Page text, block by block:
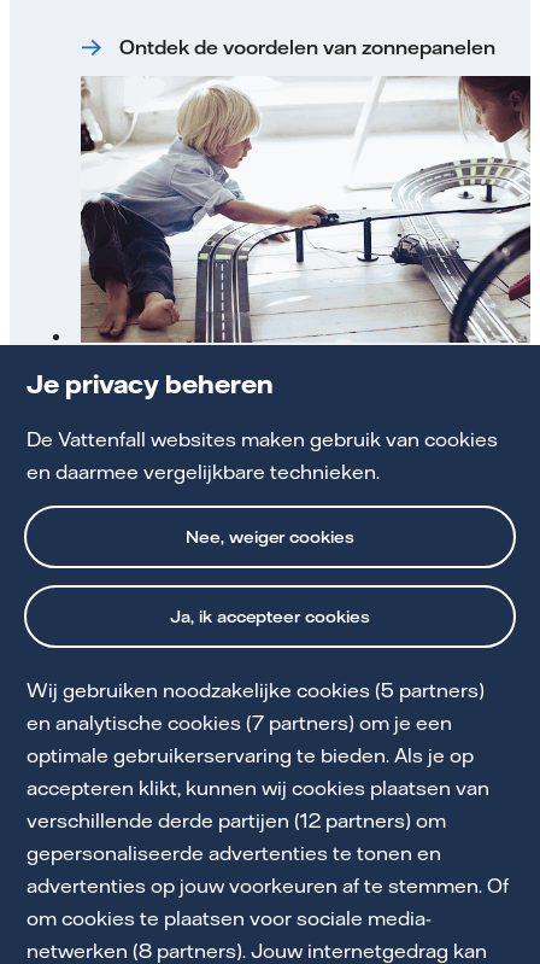
Je privacy beheren
De Vattenfall websites maken gebruik van cookies
en daarmee vergelijkbare technieken.
Ja, ik accepteer cookies
Nee, weiger cookies
Wij gebruiken noodzakelijke cookies (5 partners)
en analytische cookies (7 partners) om je een
optimale gebruikerservaring te bieden. Als je op
accepteren klikt, kunnen wij cookies plaatsen van
verschillende derde partijen (12 partners) om
gepersonaliseerde advertenties te tonen en
advertenties op jouw voorkeuren af te stemmen. Of
om cookies te plaatsen voor sociale media-
netwerken (8 partners). Jouw internetgedrag kan
Ontdek de voordelen van zonnepanelen
Stadsverwarming van Vattenfall
Cookie Statement
Privacy en Voorwaarden
Toegankelijkheid
Partnerships
Energiekennis